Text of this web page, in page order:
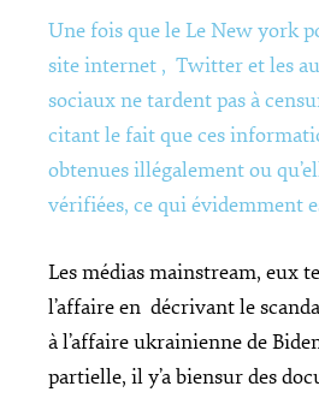
Une fois que le Le New york
site internet , Twitter et les
sociaux ne tardent pas à
citant le fait que ces
obtenues illégalement ou
vérifiées, ce qui évidemment
Les médias mainstream, eux
l’affaire en décrivant le
à l’affaire ukrainienne de
partielle, il y’a biensur des